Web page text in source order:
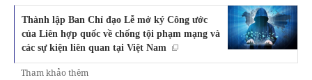
Thành lập Ban Chỉ đạo Lễ mở ký Công ước
của Liên hợp quốc về chống tội phạm mạng và
các sự kiện liên quan tại Việt Nam
Tham khảo thêm